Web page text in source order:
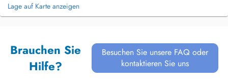
Lage auf Karte anzeigen
Brauchen Sie
Hilfe?
Besuchen Sie unsere FAQ oder
kontaktieren Sie uns